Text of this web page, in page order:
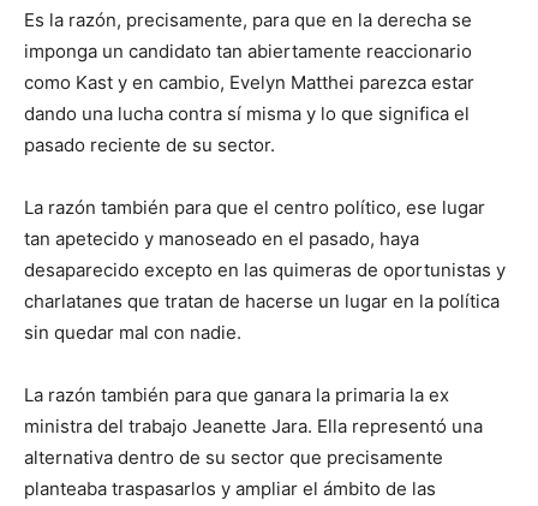
Es la razón, precisamente, para que en la derecha se
imponga un candidato tan abiertamente reaccionario
como Kast y en cambio, Evelyn Matthei parezca estar
dando una lucha contra sí misma y lo que significa el
pasado reciente de su sector.
La razón también para que el centro político, ese lugar
tan apetecido y manoseado en el pasado, haya
desaparecido excepto en las quimeras de oportunistas y
charlatanes que tratan de hacerse un lugar en la política
sin quedar mal con nadie.
La razón también para que ganara la primaria la ex
ministra del trabajo Jeanette Jara. Ella representó una
alternativa dentro de su sector que precisamente
planteaba traspasarlos y ampliar el ámbito de las